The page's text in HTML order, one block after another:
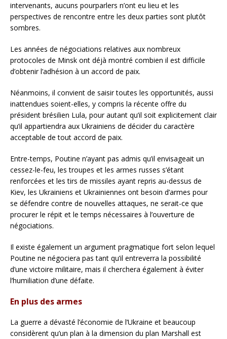
intervenants, aucuns pourparlers n’ont eu lieu et les
perspectives de rencontre entre les deux parties sont plutôt
sombres.
Les années de négociations relatives aux nombreux
protocoles de Minsk ont déjà montré combien il est difficile
d’obtenir l’adhésion à un accord de paix.
Néanmoins, il convient de saisir toutes les opportunités, aussi
inattendues soient-elles, y compris la récente offre du
président brésilien Lula, pour autant qu’il soit explicitement clair
qu’il appartiendra aux Ukrainiens de décider du caractère
acceptable de tout accord de paix.
Entre-temps, Poutine n’ayant pas admis qu’il envisageait un
cessez-le-feu, les troupes et les armes russes s’étant
renforcées et les tirs de missiles ayant repris au-dessus de
Kiev, les Ukrainiens et Ukrainiennes ont besoin d’armes pour
se défendre contre de nouvelles attaques, ne serait-ce que
procurer le répit et le temps nécessaires à l’ouverture de
négociations.
Il existe également un argument pragmatique fort selon lequel
Poutine ne négociera pas tant qu’il entreverra la possibilité
d’une victoire militaire, mais il cherchera également à éviter
l’humiliation d’une défaite.
En plus des armes
La guerre a dévasté l’économie de l’Ukraine et beaucoup
considèrent qu’un plan à la dimension du plan Marshall est